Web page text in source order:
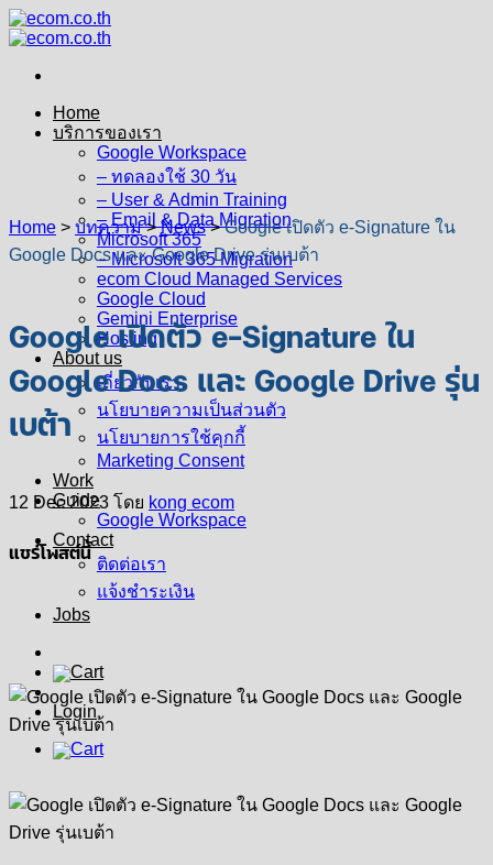
Skip
to
Home
บริการของเรา
Google Workspace
– ทดลองใช้ 30 วัน
– User & Admin Training
– Email & Data Migration
Microsoft 365
– Microsoft 365 Migration
ecom Cloud Managed Services
Google Cloud
Gemini Enterprise
Hosting
About us
เกี่ยวกับเรา
นโยบายความเป็นส่วนตัว
นโยบายการใช้คุกกี้
Marketing Consent
Work
Guide
Google Workspace
Contact
ติดต่อเรา
แจ้งชำระเงิน
Jobs
Login
Home > บทความ>News>Google เปิดตัว e-Signature ใน
Google Docs และ Google Drive รุ่นเบต้า
Google เปิดตัว e-Signature ใน
Google Docs และ Google Drive รุ่น
เบต้า
12 Dec 2023 โดย kong ecom
แชร์โพสต์นี้